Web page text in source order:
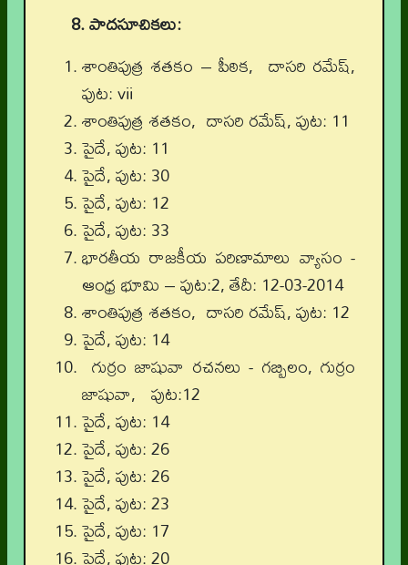
8. పాదసూచికలు:
శాంతిపుత్ర శతకం – పీఠిక, దాసరి రమేష్,
పుట: vii
శాంతిపుత్ర శతకం, దాసరి రమేష్, పుట: 11
పైదే, పుట: 11
పైదే, పుట: 30
పైదే, పుట: 12
పైదే, పుట: 33
భారతీయ రాజకీయ పరిణామాలు వ్యాసం -
ఆంధ్ర భూమి – పుట:2, తేదీ: 12-03-2014
శాంతిపుత్ర శతకం, దాసరి రమేష్, పుట: 12
పైదే, పుట: 14
గుర్రం జాషువా రచనలు - గబ్బిలం, గుర్రం
జాషువా, పుట:12
పైదే, పుట: 14
పైదే, పుట: 26
పైదే, పుట: 26
పైదే, పుట: 23
పైదే, పుట: 17
పైదే, పుట: 20